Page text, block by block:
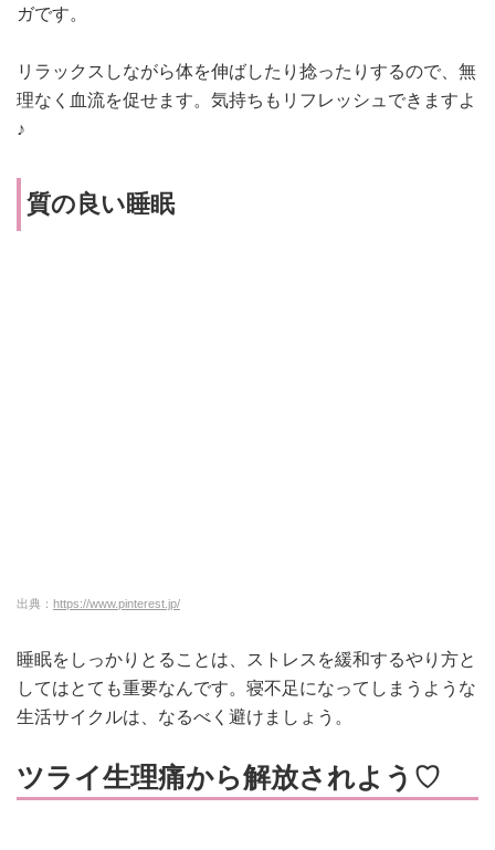
ガです。
リラックスしながら体を伸ばしたり捻ったりするので、無
理なく血流を促せます。気持ちもリフレッシュできますよ
♪
質の良い睡眠
出典： https://www.pinterest.jp/
睡眠をしっかりとることは、ストレスを緩和するやり方と
してはとても重要なんです。寝不足になってしまうような
生活サイクルは、なるべく 避けましょう。
ツライ生理痛から解放されよう♡